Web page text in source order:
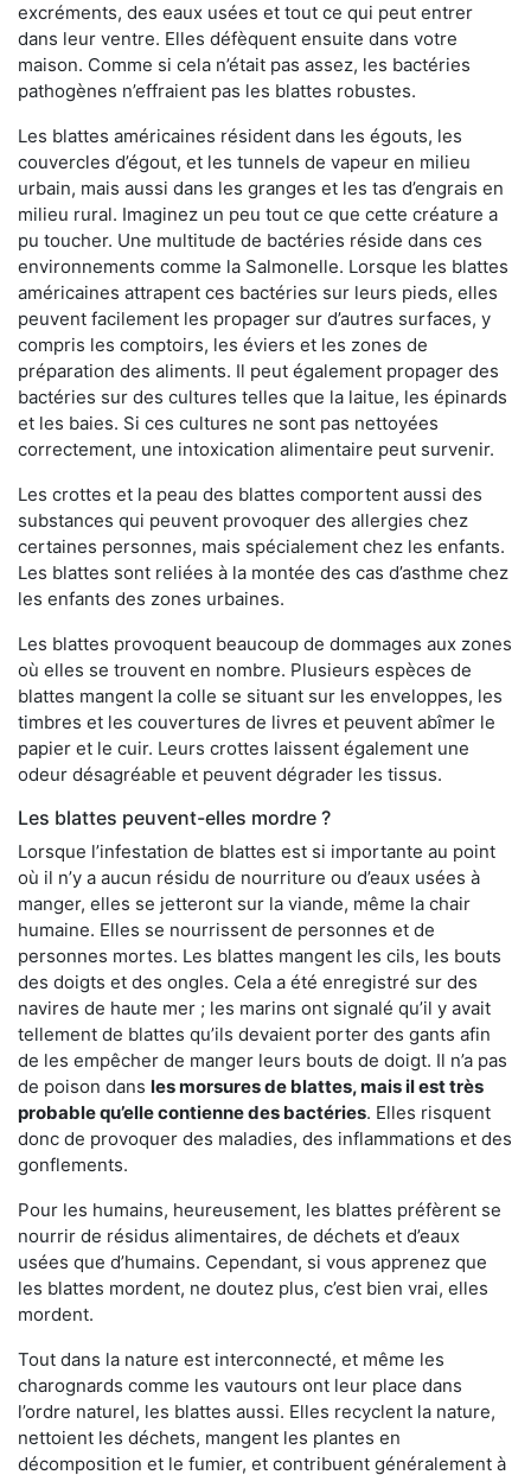
excréments, des eaux usées et tout ce qui peut entrer
dans leur ventre. Elles défèquent ensuite dans votre
maison. Comme si cela n’était pas assez, les bactéries
pathogènes n’effraient pas les blattes robustes.
Les blattes américaines résident dans les égouts, les
couvercles d’égout, et les tunnels de vapeur en milieu
urbain, mais aussi dans les granges et les tas d’engrais en
milieu rural. Imaginez un peu tout ce que cette créature a
pu toucher. Une multitude de bactéries réside dans ces
environnements comme la Salmonelle. Lorsque les blattes
américaines attrapent ces bactéries sur leurs pieds, elles
peuvent facilement les propager sur d’autres surfaces, y
compris les comptoirs, les éviers et les zones de
préparation des aliments. Il peut également propager des
bactéries sur des cultures telles que la laitue, les épinards
et les baies. Si ces cultures ne sont pas nettoyées
correctement, une intoxication alimentaire peut survenir.
Les crottes et la peau des blattes comportent aussi des
substances qui peuvent provoquer des allergies chez
certaines personnes, mais spécialement chez les enfants.
Les blattes sont reliées à la montée des cas d’asthme chez
les enfants des zones urbaines.
Les blattes provoquent beaucoup de dommages aux zones
où elles se trouvent en nombre. Plusieurs espèces de
blattes mangent la colle se situant sur les enveloppes, les
timbres et les couvertures de livres et peuvent abîmer le
papier et le cuir. Leurs crottes laissent également une
odeur désagréable et peuvent dégrader les tissus.
Les blattes peuvent-elles mordre ?
Lorsque l’infestation de blattes est si importante au point
où il n’y a aucun résidu de nourriture ou d’eaux usées à
manger, elles se jetteront sur la viande, même la chair
humaine. Elles se nourrissent de personnes et de
personnes mortes. Les blattes mangent les cils, les bouts
des doigts et des ongles. Cela a été enregistré sur des
navires de haute mer ; les marins ont signalé qu’il y avait
tellement de blattes qu’ils devaient porter des gants afin
de les empêcher de manger leurs bouts de doigt. Il n’a pas
de poison dans les morsures de blattes, mais il est très
probable qu’elle contienne des bactéries. Elles risquent
donc de provoquer des maladies, des inflammations et des
gonflements.
Pour les humains, heureusement, les blattes préfèrent se
nourrir de résidus alimentaires, de déchets et d’eaux
usées que d’humains. Cependant, si vous apprenez que
les blattes mordent, ne doutez plus, c’est bien vrai, elles
mordent.
Tout dans la nature est interconnecté, et même les
charognards comme les vautours ont leur place dans
l’ordre naturel, les blattes aussi. Elles recyclent la nature,
nettoient les déchets, mangent les plantes en
décomposition et le fumier, et contribuent généralement à